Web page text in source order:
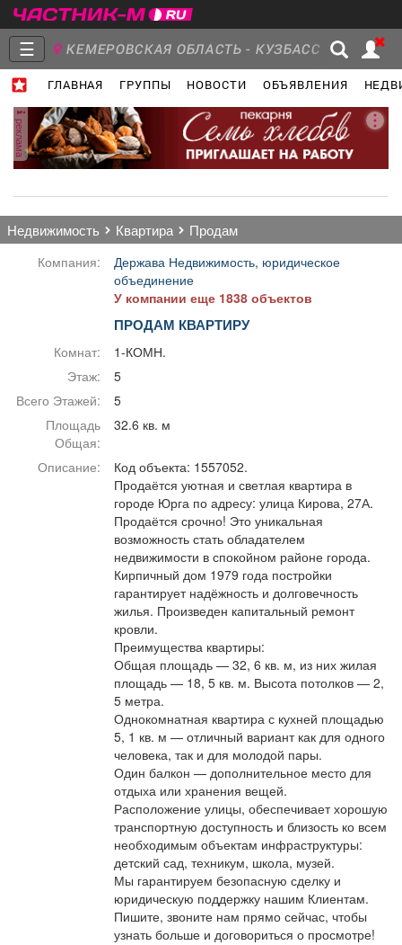
☰ КЕМЕРОВСКАЯ ОБЛАСТЬ - КУЗБАСС
ГЛАВНАЯ ГРУППЫ НОВОСТИ ОБЪЯВЛЕНИЯ
Главная
Группы Новости
Поздравления Погода
Я - пенсионер
реклама
недвижимость квартира продам
Компания:
Держава Недвижимость, юридическое
объединение
У компании еще 1838 объектов
ПРОДАМ КВАРТИРУ
Комнат:
1-КОМН.
Этаж:
5
Всего Этажей:
5
Площадь
Общая:
32.6 кв. м
Описание:
Код объекта: 1557052.
Продаётся уютная и светлая квартира в
городе Юрга по адресу: улица Кирова, 27А.
Продаётся срочно! Это уникальная
возможность стать обладателем
недвижимости в спокойном районе города.
Кирпичный дом 1979 года постройки
гарантирует надёжность и долговечность
жилья. Произведен капитальный ремонт
кровли.
Преимущества квартиры:
Общая площадь — 32, 6 кв. м, из них жилая
площадь — 18, 5 кв. м. Высота потолков — 2,
5 метра.
Однокомнатная квартира с кухней площадью
5, 1 кв. м — отличный вариант как для одного
человека, так и для молодой пары.
Один балкон — дополнительное место для
отдыха или хранения вещей.
Расположение улицы, обеспечивает хорошую
транспортную доступность и близость ко всем
необходимым объектам инфраструктуры:
детский сад, техникум, школа, музей.
Мы гарантируем безопасную сделку и
юридическую поддержку нашим Клиентам.
Пишите, звоните нам прямо сейчас, чтобы
узнать больше и договориться о просмотре!